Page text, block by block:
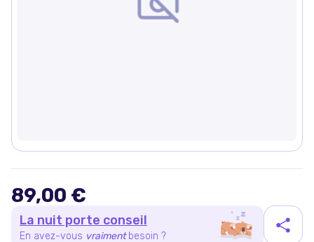
89,00 €
La nuit porte conseil
En avez-vous vraiment besoin ?